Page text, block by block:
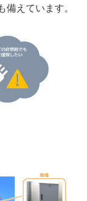
えています。